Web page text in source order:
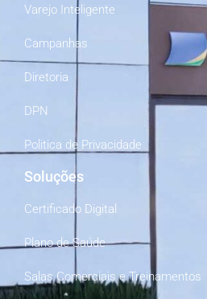
Varejo Inteligente
Campanhas
Diretoria
DPN
Politica de Privacidade
Soluções
Certificado Digital
Plano de Saúde
Salas Comerciais e Treinamentos